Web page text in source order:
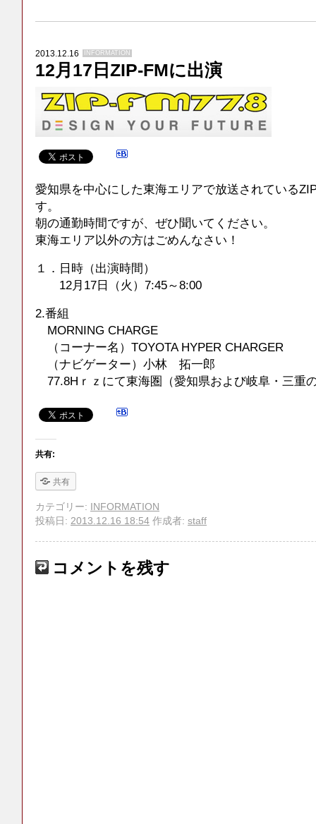
2013.12.16 INFORMATION
12月17日ZIP-FMに出演
愛知県を中心にした東海エリアで放送されている
す。
朝の通勤時間ですが、ぜひ聞いてください。
東海エリア以外の方はごめんなさい！
１．日時（出演時間）
12月17日（火）7:45～8:00
2.番組
MORNING CHARGE
（コーナー名）TOYOTA HYPER CHARGER
（ナビゲーター）小林 拓一郎
77.8Hｒｚにて東海圏（愛知県および岐阜・三重
共有:
共有
カテゴリー: INFORMATION
投稿日: 2013.12.16 18:54 作成者: staff
コメントを残す